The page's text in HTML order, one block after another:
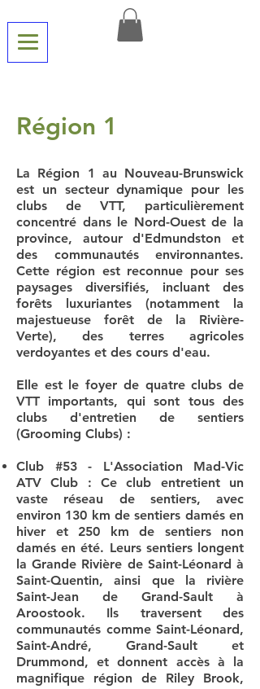
Région 1
La Région 1 au Nouveau-Brunswick
est un secteur dynamique pour les
clubs de VTT, particulièrement
concentré dans le Nord-Ouest de la
province, autour d'Edmundston et
des communautés environnantes.
Cette région est reconnue pour ses
paysages diversifiés, incluant des
forêts luxuriantes (notamment la
majestueuse forêt de la Rivière-
Verte), des terres agricoles
verdoyantes et des cours d'eau.
Elle est le foyer de quatre clubs de
VTT importants, qui sont tous des
clubs d'entretien de sentiers
(Grooming Clubs) :
Club #53 - L'Association Mad-Vic
ATV Club : Ce club entretient un
vaste réseau de sentiers, avec
environ 130 km de sentiers damés en
hiver et 250 km de sentiers non
damés en été. Leurs sentiers longent
la Grande Rivière de Saint-Léonard à
Saint-Quentin, ainsi que la rivière
Saint-Jean de Grand-Sault à
Aroostook. Ils traversent des
communautés comme Saint-Léonard,
Saint-André, Grand-Sault et
Drummond, et donnent accès à la
magnifique région de Riley Brook,